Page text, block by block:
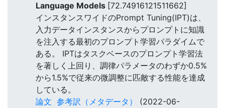
Language Models [72.74916121511662]
インスタンスワイドのPrompt Tuning(IPT)は、
入力データインスタンスからプロンプトに知識
を注入する最初のプロンプト学習パラダイムで
ある。 IPTはタスクベースのプロンプト学習法
を著しく上回り、調律パラメータのわずか0.5%
から1.5%で従来の微調整に匹敵する性能を達成
している。
論文 参考訳（メタデータ）
(2022-06-